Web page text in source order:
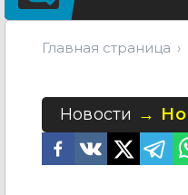
Главная страница
Новости